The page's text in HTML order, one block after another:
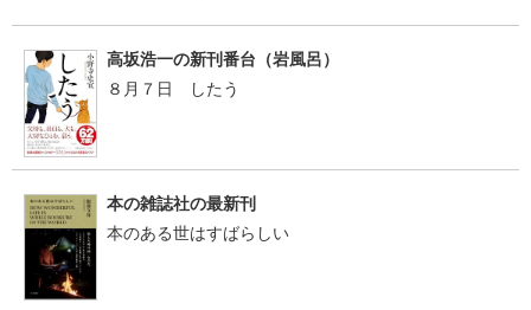
高坂浩一の新刊番台（岩風呂）
８月７日 したう
本の雑誌社の最新刊
本のある世はすばらしい